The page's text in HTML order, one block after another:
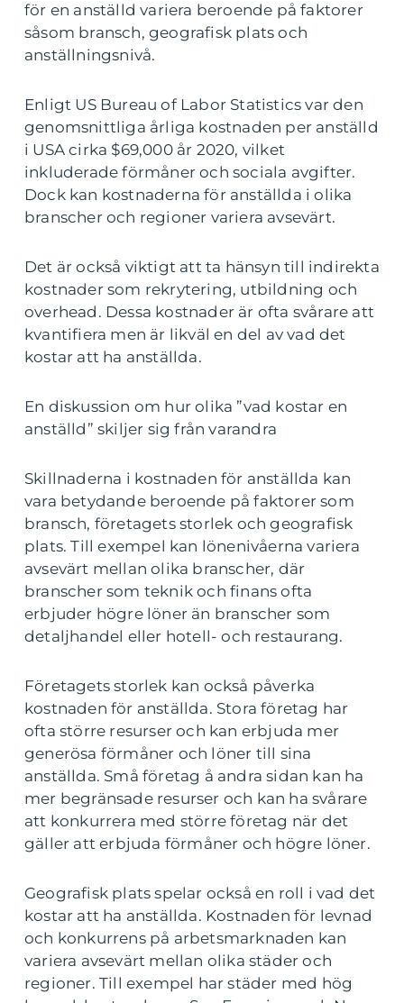
för en anställd variera beroende på faktorer
såsom bransch, geografisk plats och
anställningsnivå.
Enligt US Bureau of Labor Statistics var den
genomsnittliga årliga kostnaden per anställd
i USA cirka $69,000 år 2020, vilket
inkluderade förmåner och sociala avgifter.
Dock kan kostnaderna för anställda i olika
branscher och regioner variera avsevärt.
Det är också viktigt att ta hänsyn till indirekta
kostnader som rekrytering, utbildning och
overhead. Dessa kostnader är ofta svårare att
kvantifiera men är likväl en del av vad det
kostar att ha anställda.
En diskussion om hur olika ”vad kostar en
anställd” skiljer sig från varandra
Skillnaderna i kostnaden för anställda kan
vara betydande beroende på faktorer som
bransch, företagets storlek och geografisk
plats. Till exempel kan lönenivåerna variera
avsevärt mellan olika branscher, där
branscher som teknik och finans ofta
erbjuder högre löner än branscher som
detaljhandel eller hotell- och restaurang.
Företagets storlek kan också påverka
kostnaden för anställda. Stora företag har
ofta större resurser och kan erbjuda mer
generösa förmåner och löner till sina
anställda. Små företag å andra sidan kan ha
mer begränsade resurser och kan ha svårare
att konkurrera med större företag när det
gäller att erbjuda förmåner och högre löner.
Geografisk plats spelar också en roll i vad det
kostar att ha anställda. Kostnaden för levnad
och konkurrens på arbetsmarknaden kan
variera avsevärt mellan olika städer och
regioner. Till exempel har städer med hög